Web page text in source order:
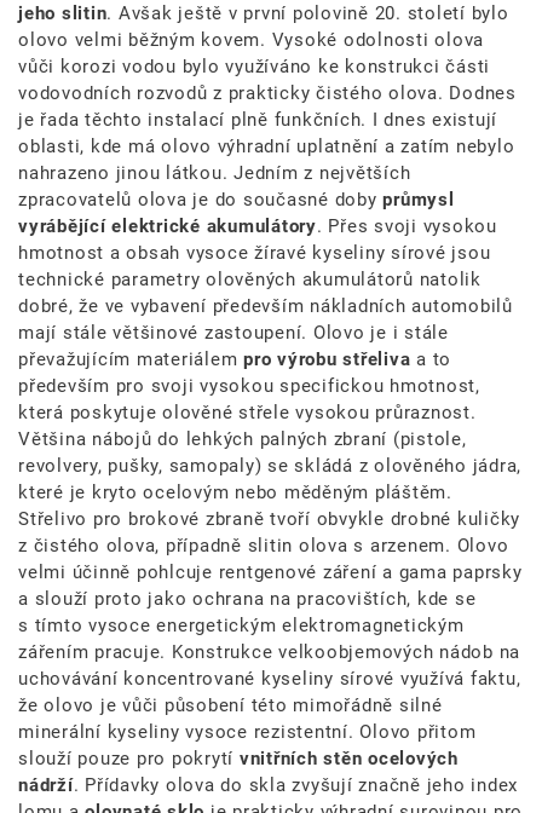
jeho slitin. Avšak ještě v první polovině 20. století bylo
olovo velmi běžným kovem. Vysoké odolnosti olova
vůči korozi vodou bylo využíváno ke konstrukci části
vodovodních rozvodů z prakticky čistého olova. Dodnes
je řada těchto instalací plně funkčních. I dnes existují
oblasti, kde má olovo výhradní uplatnění a zatím nebylo
nahrazeno jinou látkou. Jedním z největších
zpracovatelů olova je do současné dobyprůmysl
vyrábějící elektrické akumulátory. Přes svoji vysokou
hmotnost a obsah vysoce žíravé kyseliny sírové jsou
technické parametry olověných akumulátorů natolik
dobré, že ve vybavení především nákladních automobilů
mají stále většinové zastoupení. Olovo je i stále
převažujícím materiálem pro výrobu střeliva a to
především pro svoji vysokou specifickou hmotnost,
která poskytuje olověné střele vysokou průraznost.
Většina nábojů do lehkých palných zbraní (pistole,
revolvery, pušky, samopaly) se skládá z olověného jádra,
které je kryto ocelovým nebo měděným pláštěm.
Střelivo pro brokové zbraně tvoří obvykle drobné kuličky
z čistého olova, případně slitin olova s arzenem. Olovo
velmi účinně pohlcuje rentgenové záření a gama paprsky
a slouží proto jako ochrana na pracovištích, kde se
s tímto vysoce energetickým elektromagnetickým
zářením pracuje. Konstrukce velkoobjemových nádob na
uchovávání koncentrované kyseliny sírové využívá faktu,
že olovo je vůči působení této mimořádně silné
minerální kyseliny vysoce rezistentní. Olovo přitom
slouží pouze pro pokrytí vnitřních stěn ocelových
nádrží. Přídavky olova do skla zvyšují značně jeho index